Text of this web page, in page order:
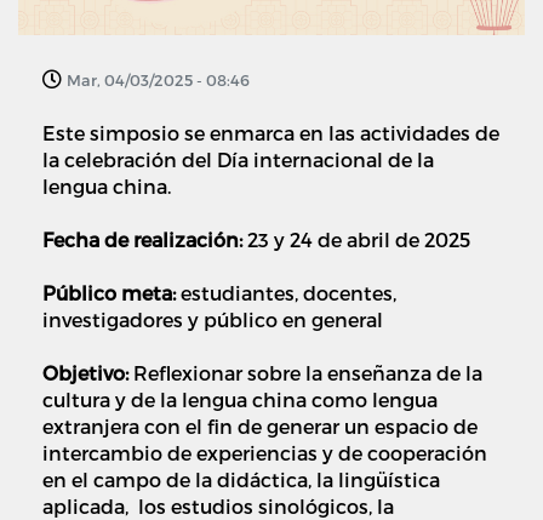
Mar, 04/03/2025 - 08:46
Este simposio se enmarca en las actividades de
la celebración del Día internacional de la
lengua china.
Fecha de realización:23 y 24 de abril de 2025
Público meta:estudiantes, docentes,
investigadores y público en general
Objetivo: Reflexionar sobre la enseñanza de la
cultura y de la lengua china como lengua
extranjera con el fin de generar un espacio de
intercambio de experiencias y de cooperación
en el campo de la didáctica, la lingüística
aplicada, los estudios sinológicos, la